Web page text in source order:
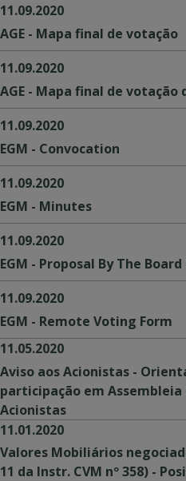
11.09.2020
AGE - Mapa final de votação
11.09.2020
AGE - Mapa final de votação
11.09.2020
EGM - Convocation
11.09.2020
EGM - Minutes
11.09.2020
EGM - Proposal By The
11.09.2020
EGM - Remote Voting Form
11.05.2020
Aviso aos Acionistas -
participação em Assembleia
Acionistas
11.01.2020
Valores Mobiliários
11 da Instr. CVM nº 358) -